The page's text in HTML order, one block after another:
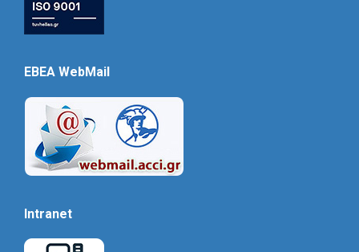
EBEA WebMail
Intranet